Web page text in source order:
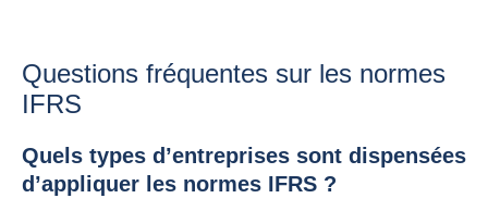
Questions fréquentes sur les normes
IFRS
Quels types d’entreprises sont dispensées
d’appliquer les normes IFRS ?